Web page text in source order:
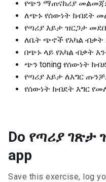
የጭን ማጠናከሪያ
ለጭኑ የሰውነት ክብደት
የጣሪያ እይታ ዝርጋታ
ለቤት ጭኖች የአካል ብቃት
በጭኑ ላይ የአካል ብቃት
ጭን toning የሰውነት
የጣሪያ እይታ ለእግር
የሰውነት ክብደት እግር
Do የጣሪያ ገጽታ
app
Save this exercise, log